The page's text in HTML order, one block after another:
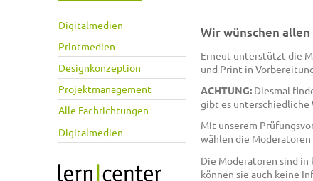
Digitalmedien
Printmedien
Designkonzeption
Projektmanagement
Alle Fachrichtungen
Digitalmedien
Wir wünschen
Erneut unterstützt die
und Print in
ACHTUNG: Diesmal
gibt es unterschiedliche
Mit unserem
wählen die Moderatoren
Die Moderatoren sind
können sie auch keine